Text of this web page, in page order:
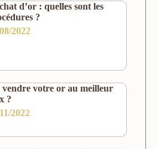
d’or : quelles sont les
?
2022
vendre votre or au meilleur
?
2022